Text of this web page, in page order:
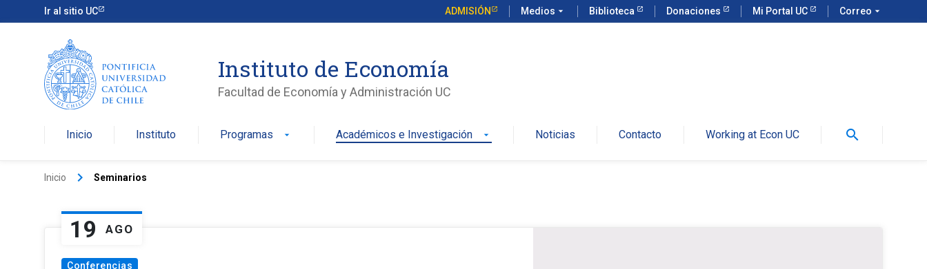
Ir al sitio UC ADMISIÓN Medios arrow_drop_down Biblioteca Donaciones Mi Portal UC Correo arrow_drop_down
Instituto de Economía
Facultad de Economía y Administración UC
Inicio Instituto Programas arrow_drop_down Académicos e Investigación arrow_drop_down Noticias Contacto Working at Econ UC search
Inicio keyboard_arrow_right Seminarios
19 AGO
Conferencias